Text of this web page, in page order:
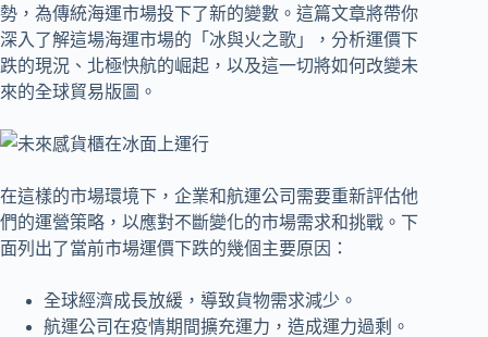
勢，為傳統海運市場投下了新的變數。這篇文章將帶你
深入了解這場海運市場的「冰與火之歌」，分析運價下
跌的現況、北極快航的崛起，以及這一切將如何改變未
來的全球貿易版圖。
在這樣的市場環境下，企業和航運公司需要重新評估他
們的運營策略，以應對不斷變化的市場需求和挑戰。下
面列出了當前市場運價下跌的幾個主要原因：
全球經濟成長放緩，導致貨物需求減少。
航運公司在疫情期間擴充運力，造成運力過剩。